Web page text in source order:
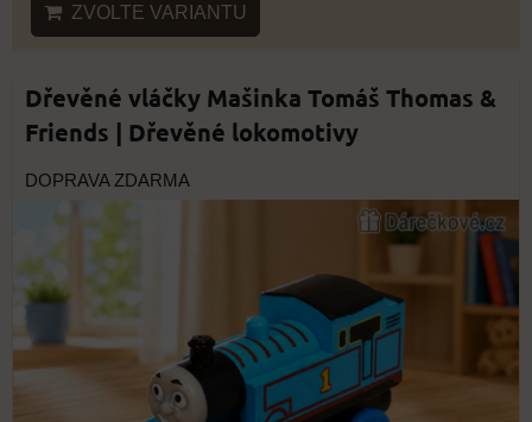
ZVOLTE VARIANTU
Dřevěné vláčky Mašinka Tomáš Thomas &
Friends | Dřevěné lokomotivy
DOPRAVA ZDARMA